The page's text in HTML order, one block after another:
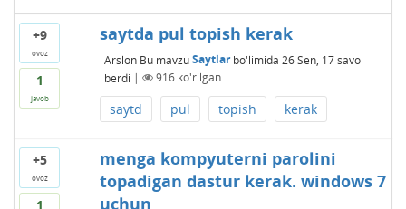
+9
ovoz
1
javob
saytda pul topish kerak
Arslon Bu mavzuSaytlarbo'limida 26 Sen, 17 savol
berdi | 916ko'rilgan
saytd pul topish kerak
+5
ovoz
1
menga kompyuterni parolini
topadigan dastur kerak. windows 7
uchun